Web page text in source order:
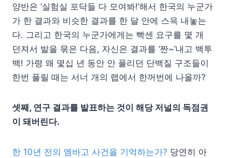
양반은 ‘실험실 포닥들 다 모여봐!’해서 한국의 누군가
가 한 결과와 비슷한 결과를 한 달 안에 스윽 내놓는
다. 그리고 한국의 누군가에게는 빡센 요구를 몇 개
던져서 발을 묶은 다음, 자신은 결과를 ‘짠~’내고 백투
백! 가령 왜 몇십 년 동안 안 풀리던 단백질 구조들이
한번 풀릴 때는 서너 개의 랩에서 한꺼번에 나올까?
셋째, 연구 결과를 발표하는 것이 해당 저널의 독점권
이 돼버린다.
한 10년 전의 엠바고 사건을 기억하는가? 당연히 아